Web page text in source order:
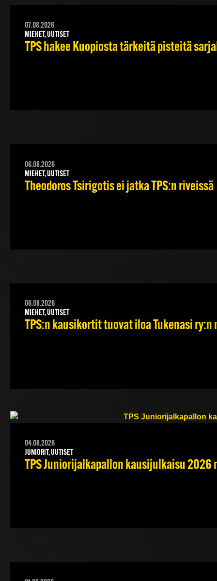
07.08.2026
MIEHET, UUTISET
TPS hakee Kuopiosta tärkeitä pisteitä
06.08.2026
MIEHET, UUTISET
Theodoros Tsirigotis ei jatka TPS:n riveissä
06.08.2026
MIEHET, UUTISET
TPS:n kausikortit tuovat iloa Tukenasi
04.08.2026
JUNIORIT, UUTISET
TPS Juniorijalkapallon kausijulkaisu 2026